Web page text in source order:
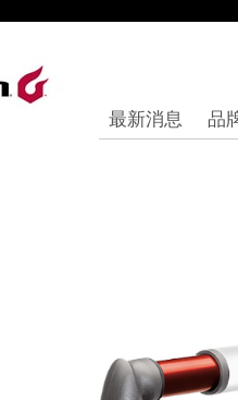
最新消息 品